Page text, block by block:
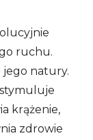
ruchu.
jego natury.
krążenie,
zdrowie